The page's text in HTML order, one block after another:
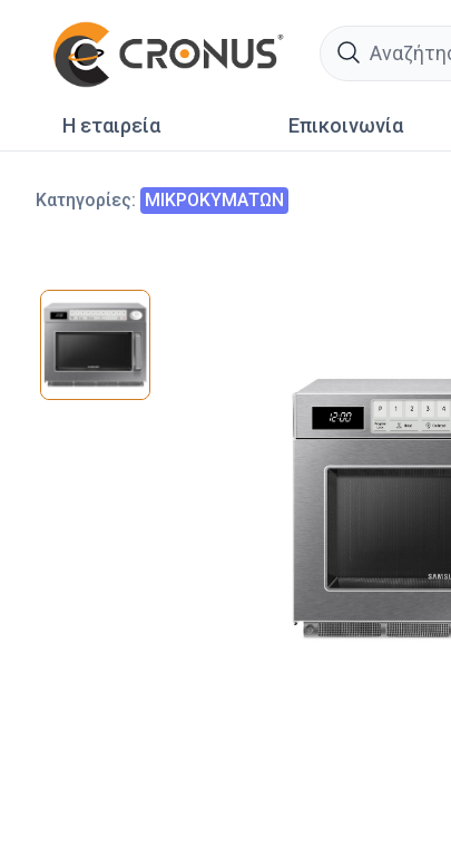
search
Η εταιρεία Επικοινωνία
Κατηγορίες: ΜΙΚΡΟΚΥΜΑΤΩΝ